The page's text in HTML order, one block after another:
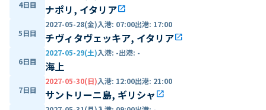
4日目 ナポリ, イタリアopen_in_new
5日目
2027-05-28(金)入港: 07:00出港: 17:00
チヴィタヴェッキア, イタリアopen_in_new
6日目
2027-05-29(土)入港: -出港: -
海上
7日目
2027-05-30(日)入港: 12:00出港: 21:00
サントリーニ島, ギリシャ open_in_new